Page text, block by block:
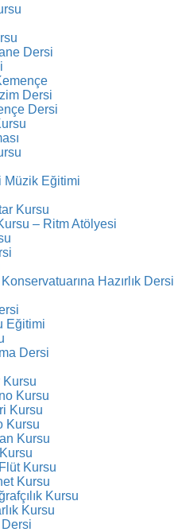
Dersi
Dersi
Dersi
Müzik Eğitimi
Kursu
– Ritm Atölyesi
Hazırlık Dersi
Eğitimi
Dersi
Kursu
Kursu
Kursu
Kursu
Kursu
Kursu
Kursu
Kursu
Kursu